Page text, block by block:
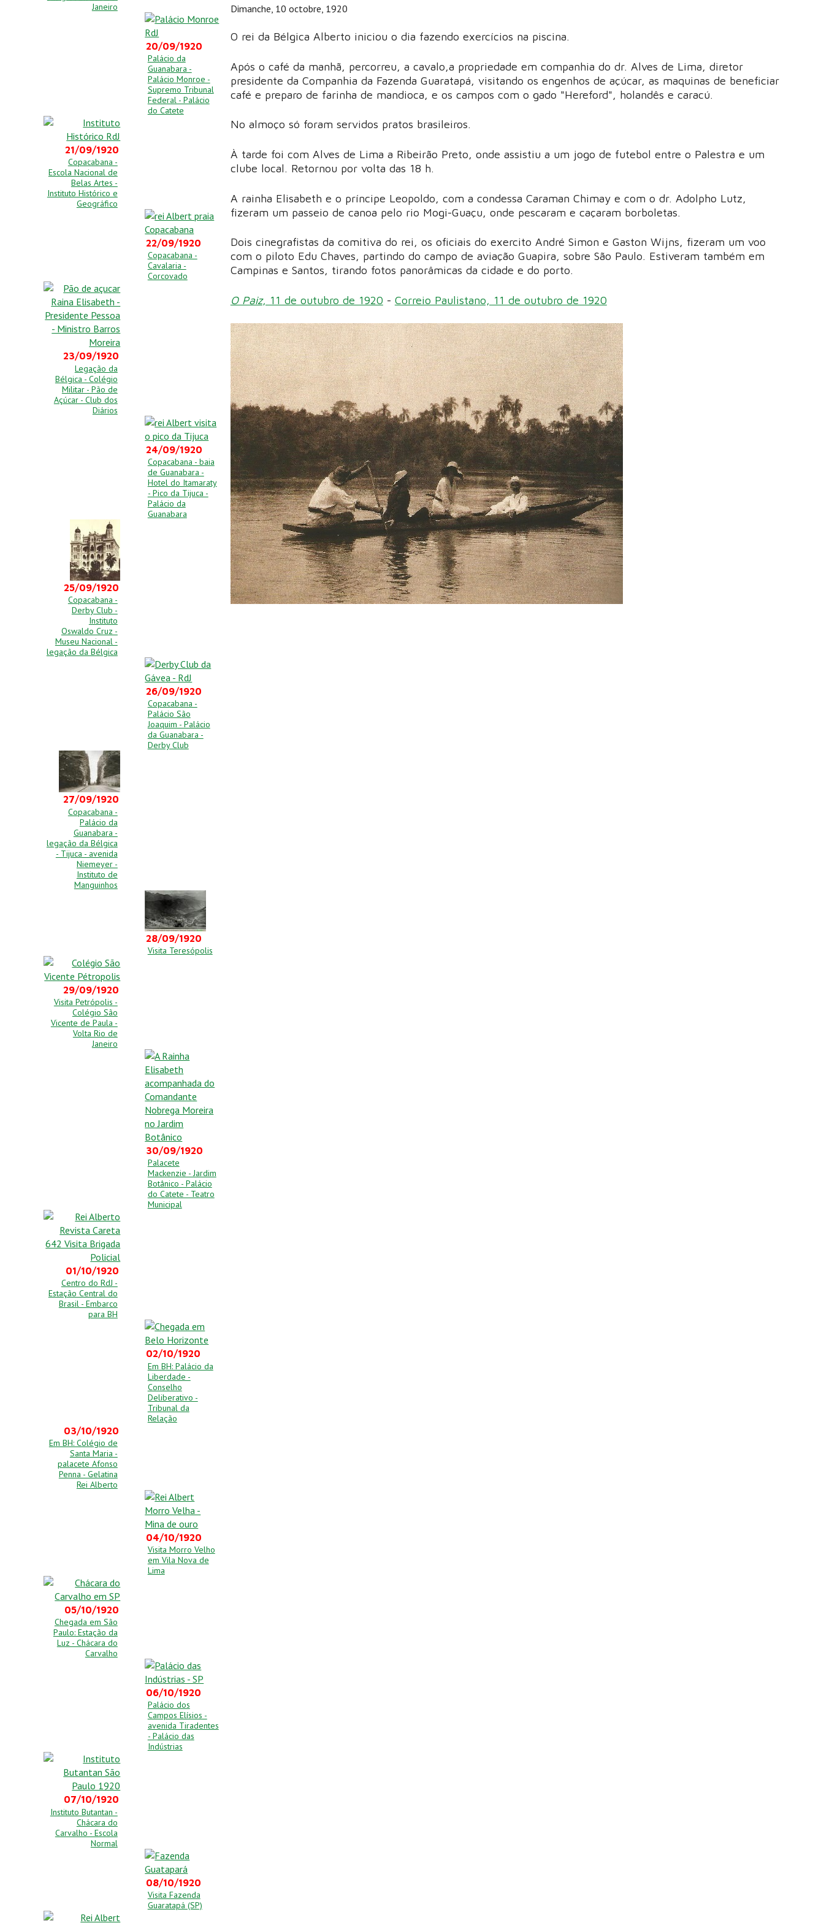
Dimanche, 10 octobre, 1920
O rei da Bélgica Alberto iniciou o dia fazendo exercícios na piscina.
Após o café da manhã, percorreu, a cavalo,a propriedade em companhia do dr. Alves de Lima, diretor
presidente da Companhia da Fazenda Guaratapá, visitando os engenhos de açúcar, as maquinas de beneficiar
café e preparo de farinha de mandioca, e os campos com o gado "Hereford", holandês e caracú.
No almoço só foram servidos pratos brasileiros.
À tarde foi com Alves de Lima a Ribeirão Preto, onde assistiu a um jogo de futebol entre o Palestra e um
clube local. Retornou por volta das 18 h.
A rainha Elisabeth e o príncipe Leopoldo, com a condessa Caraman Chimay e com o dr. Adolpho Lutz,
fizeram um passeio de canoa pelo rio Mogi-Guaçu, onde pescaram e caçaram borboletas.
Dois cinegrafistas da comitiva do rei, os oficiais do exercito André Simon e Gaston Wijns, fizeram um voo
com o piloto Edu Chaves, partindo do campo de aviação Guapira, sobre São Paulo. Estiveram também em
Campinas e Santos, tirando fotos panorâmicas da cidade e do porto.
O Paiz, 11 de outubro de 1920 - Correio Paulistano, 11 de outubro de 1920
Janeiro
20/09/1920
Palácio da
Guanabara -
Palácio Monroe -
Supremo Tribunal
Federal - Palácio
do Catete
21/09/1920
Copacabana -
Escola Nacional de
Belas Artes -
Instituto Histórico e
Geográfico
22/09/1920
Copacabana -
Cavalaria -
Corcovado
23/09/1920
Legação da
Bélgica - Colégio
Militar - Pão de
Açúcar - Club dos
Diários
24/09/1920
Copacabana - baia
de Guanabara -
Hotel do Itamaraty
- Pico da Tijuca -
Palácio da
Guanabara
25/09/1920
Copacabana -
Derby Club -
Instituto
Oswaldo Cruz -
Museu Nacional -
legação da Bélgica
26/09/1920
Copacabana -
Palácio São
Joaquim - Palácio
da Guanabara -
Derby Club
27/09/1920
Copacabana -
Palácio da
Guanabara -
legação da Bélgica
- Tijuca - avenida
Niemeyer -
Instituto de
Manguinhos
28/09/1920
Visita Teresópolis
29/09/1920
Visita Petrópolis -
Colégio São
Vicente de Paula -
Volta Rio de
Janeiro
30/09/1920
Palacete
Mackenzie - Jardim
Botânico - Palácio
do Catete - Teatro
Municipal
01/10/1920
Centro do RdJ -
Estação Central do
Brasil - Embarco
para BH
02/10/1920
Em BH: Palácio da
Liberdade -
Conselho
Deliberativo -
Tribunal da
Relação
03/10/1920
Em BH: Colégio de
Santa Maria -
palacete Afonso
Penna - Gelatina
Rei Alberto
04/10/1920
Visita Morro Velho
em Vila Nova de
Lima
05/10/1920
Chegada em São
Paulo: Estação da
Luz - Chácara do
Carvalho
06/10/1920
Palácio dos
Campos Elísios -
avenida Tiradentes
- Palácio das
Indústrias
07/10/1920
Instituto Butantan -
Chácara do
Carvalho - Escola
Normal
08/10/1920
Visita Fazenda
Guaratapá (SP)